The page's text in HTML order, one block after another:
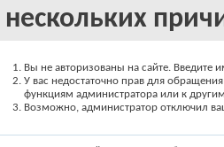
нескольких
Вы не авторизованы на сайте. Введите
У вас недостаточно прав для
функциям администратора или к
Возможно, администратор отключил